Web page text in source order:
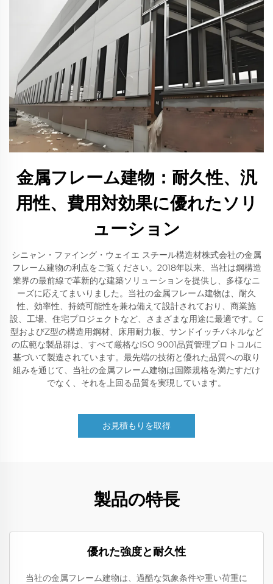
金属フレーム建物：耐久性、汎
用性、費用対効果に優れたソリ
ューション
シニャン・ファイング・ウェイエ スチール構造材株式会社の金属
フレーム建物の利点をご覧ください。2018年以来、当社は鋼構造
業界の最前線で革新的な建築ソリューションを提供し、多様なニ
ーズに応えてまいりました。当社の金属フレーム建物は、耐久
性、効率性、持続可能性を兼ね備えて設計されており、商業施
設、工場、住宅プロジェクトなど、さまざまな用途に最適です。C
型およびZ型の構造用鋼材、床用耐力板、サンドイッチパネルなど
の広範な製品群は、すべて厳格なISO 9001品質管理プロトコルに
基づいて製造されています。最先端の技術と優れた品質への取り
組みを通じて、当社の金属フレーム建物は国際規格を満たすだけ
でなく、それを上回る品質を実現しています。
お見積もりを取得
製品の特長
優れた強度と耐久性
当社の金属フレーム建物は、過酷な気象条件や重い荷重に